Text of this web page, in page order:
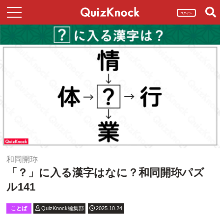
ログイン
和同開珎
「？」に入る漢字はなに？和同開珎パズ
ル141
ことば QuizKnock編集部 2025.10.24